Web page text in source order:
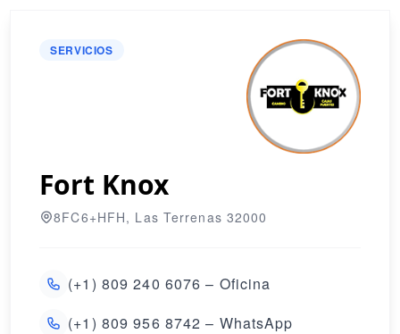
SERVICIOS
Fort Knox
8FC6+HFH, Las Terrenas 32000
(+1) 809 240 6076 – Oficina
(+1) 809 956 8742 – WhatsApp